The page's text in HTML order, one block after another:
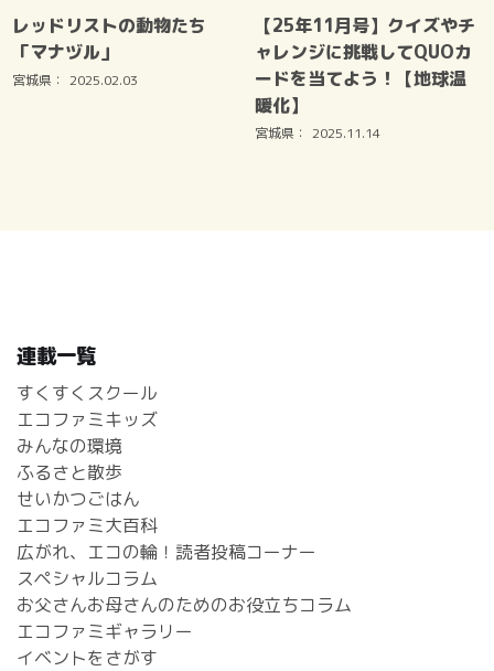
レッドリストの動物たち
「マナヅル」
宮城県： 2025.02.03
【25年11月号】クイズやチ
ャレンジに挑戦してQUOカ
ードを当てよう！【地球温
暖化】
宮城県： 2025.11.14
連載一覧
すくすくスクール
エコファミキッズ
みんなの環境
ふるさと散歩
せいかつごはん
エコファミ大百科
広がれ、エコの輪！読者投稿コーナー
スペシャルコラム
お父さんお母さんのためのお役立ちコラム
エコファミギャラリー
イベントをさがす